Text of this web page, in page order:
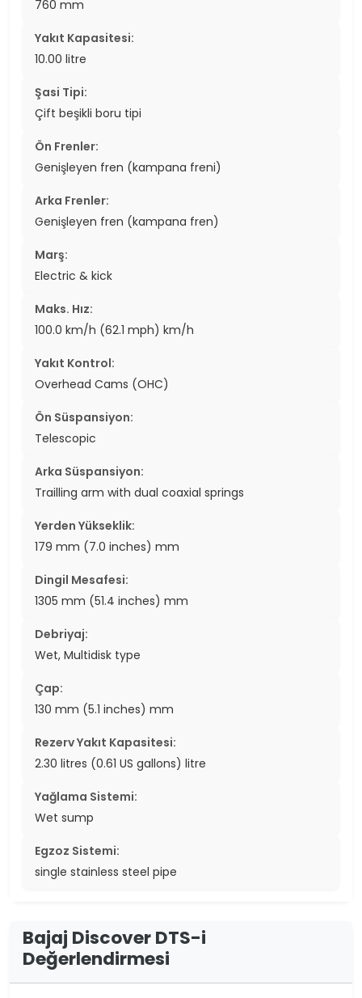
760 mm
Yakıt Kapasitesi:
10.00 litre
Şasi Tipi:
Çift beşikli boru tipi
Ön Frenler:
Genişleyen fren (kampana freni)
Arka Frenler:
Genişleyen fren (kampana fren)
Marş:
Electric & kick
Maks. Hız:
100.0 km/h (62.1 mph) km/h
Yakıt Kontrol:
Overhead Cams (OHC)
Ön Süspansiyon:
Telescopic
Arka Süspansiyon:
Trailling arm with dual coaxial springs
Yerden Yükseklik:
179 mm (7.0 inches) mm
Dingil Mesafesi:
1305 mm (51.4 inches) mm
Debriyaj:
Wet, Multidisk type
Çap:
130 mm (5.1 inches) mm
Rezerv Yakıt Kapasitesi:
2.30 litres (0.61 US gallons) litre
Yağlama Sistemi:
Wet sump
Egzoz Sistemi:
single stainless steel pipe
Bajaj Discover DTS-i
Değerlendirmesi